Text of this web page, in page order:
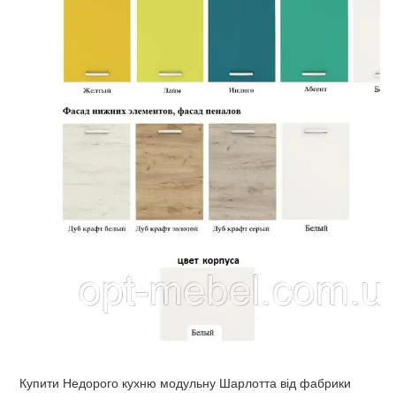
Купити Недорого кухню модульну Шарлотта від фабрики